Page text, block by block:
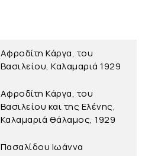
Αφροδίτη Κάργα, του
Βασιλείου, Καλαμαριά 1929
Αφροδίτη Κάργα, του
Βασιλείου και της Ελένης,
Καλαμαριά θάλαμος, 1929
Πασαλίδου Ιωάννα